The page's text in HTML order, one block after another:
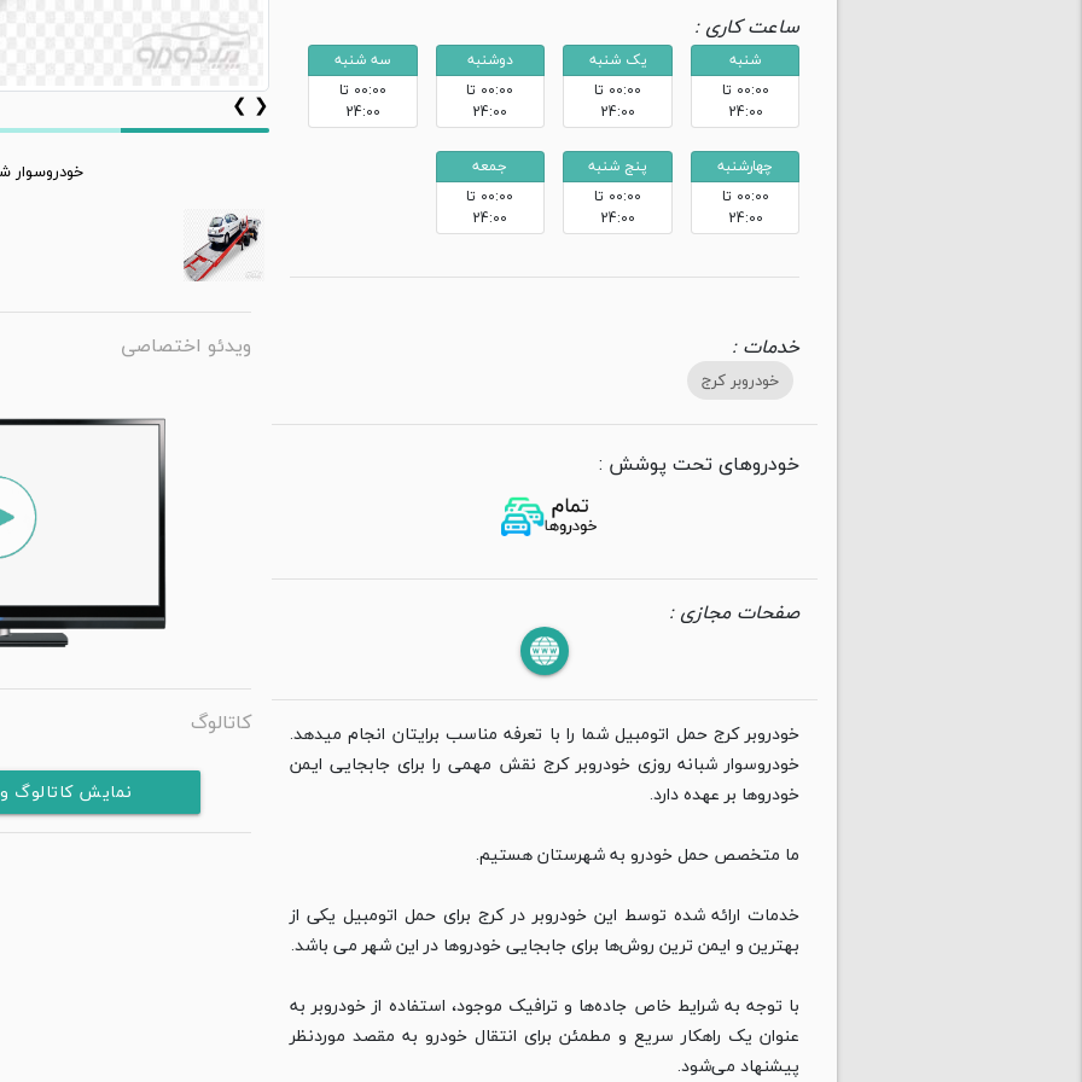
ساعت کاری :
شنبه
00:00 تا
24:00
یک شنبه
00:00 تا
24:00
دوشنبه
00:00 تا
24:00
سه شنبه
00:00 تا
24:00
چهارشنبه
00:00 تا
24:00
پنج شنبه
00:00 تا
24:00
جمعه
00:00 تا
24:00
خدمات :
خودروبر کرج
خودروهای تحت پوشش :
صفحات مجازی :
خودروبر کرج حمل اتومبیل شما را با تعرفه مناسب برایتان انجام میدهد.
خودروسوار شبانه روزی خودروبر کرج نقش مهمی را برای جابجایی ایمن
خودروها بر عهده دارد.
ما متخصص حمل خودرو به شهرستان هستیم.
خدمات ارائه شده توسط این خودروبر در کرج برای حمل اتومبیل یکی از
بهترین و ایمن‌ ترین روش‌ها برای جابجایی خودروها در این شهر می باشد.
با توجه به شرایط خاص جاده‌ها و ترافیک موجود، استفاده از خودروبر به
عنوان یک راهکار سریع و مطمئن برای انتقال خودرو به مقصد موردنظر
پیشنهاد می‌شود.
❮
❯
خودروسوار
ویدئو اختصاصی
کاتالوگ
نمایش کاتالوگ